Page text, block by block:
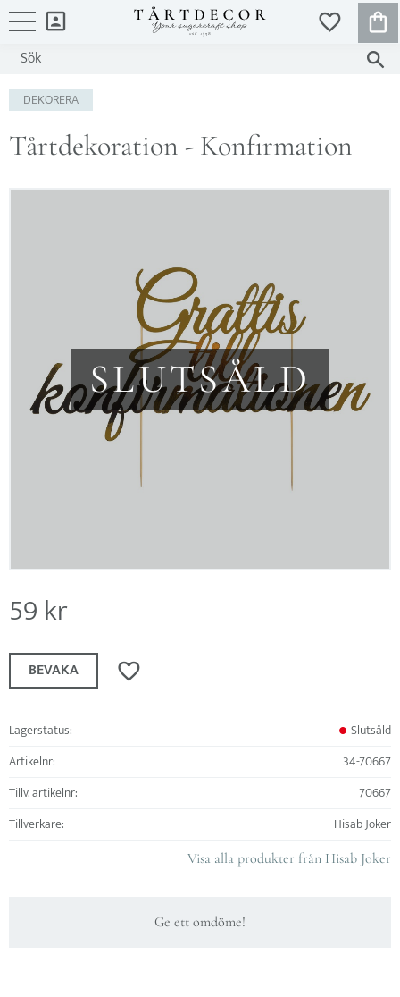
FAVORITER
DEKORERA
Tårtdekoration - Konfirmation
SLUTSÅLD
59kr
Lägg till i favoriter
BEVAKA
Lagerstatus
Slutsåld
Artikelnr
34-70667
Tillv. artikelnr
70667
Tillverkare
Hisab Joker
Visa alla produkter från Hisab Joker
Ge ett omdöme!